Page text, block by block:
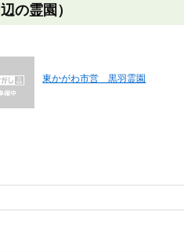
の霊園）
東かがわ市営 黒羽霊園